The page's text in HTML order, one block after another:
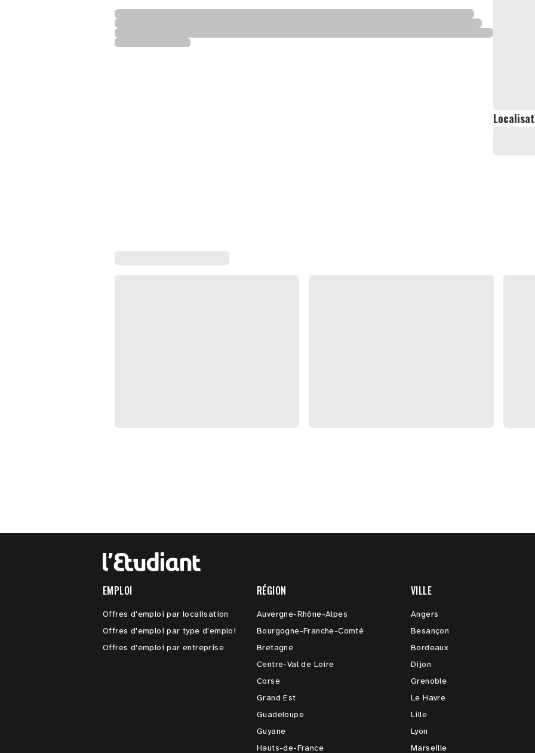
EMPLOI
Offres d'emploi par localisation
Offres d'emploi par type d'emploi
Offres d'emploi par entreprise
RÉGION
Auvergne-Rhône-Alpes
Bourgogne-Franche-Comté
Bretagne
Centre-Val de Loire
Corse
Grand Est
Guadeloupe
Guyane
Hauts-de-France
VILLE
Angers
Besançon
Bordeaux
Dijon
Grenoble
Le Havre
Lille
Lyon
Marseille